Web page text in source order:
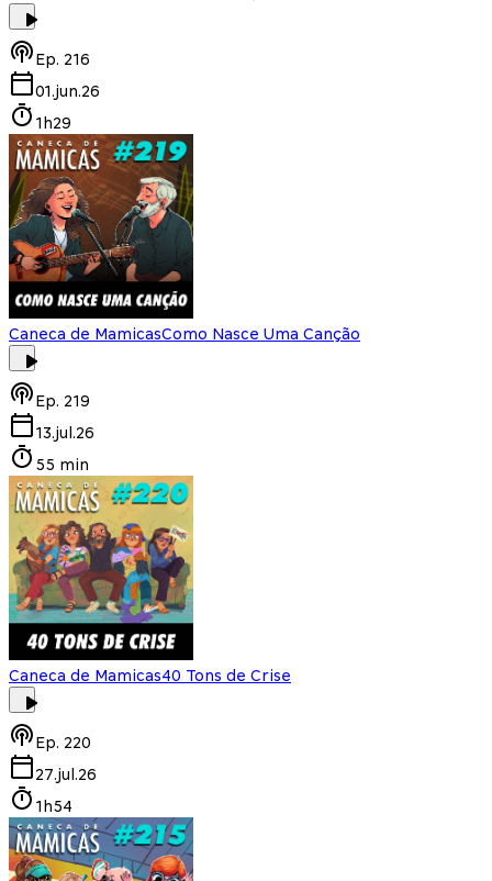
Ep. 216
01.jun.26
1h29
Caneca de MamicasComo Nasce Uma Canção
Ep. 219
13.jul.26
55 min
Caneca de Mamicas40 Tons de Crise
Ep. 220
27.jul.26
1h54